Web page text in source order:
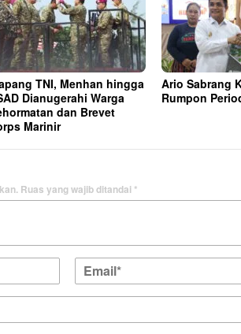
TNI, Menhan hingga
Dianugerahi Warga
dan Brevet
Marinir
Ario Sabrang
Rumpon
Ruas yang wajib ditandai*